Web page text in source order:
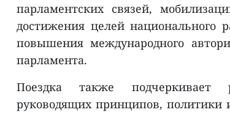
парламентских связей,
достижения целей национального
повышения международного
парламента.
Поездка также подчеркивает
руководящих принципов, политики